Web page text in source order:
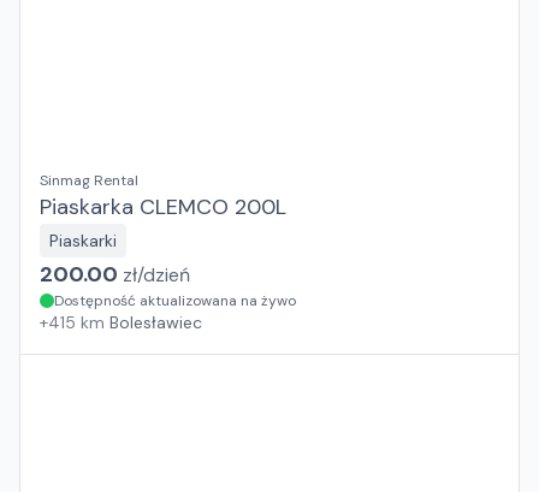
Sinmag Rental
Piaskarka CLEMCO 200L
Piaskarki
200.00 zł/dzień
Dostępność aktualizowana na żywo
+415 km Bolesławiec